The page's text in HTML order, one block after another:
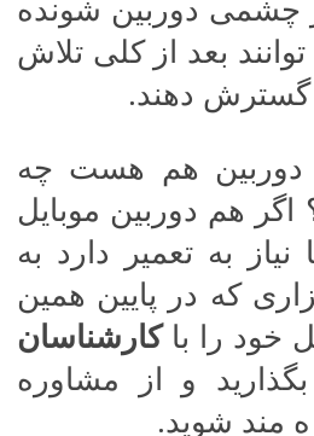
چشمی دوربین شونده
بعد از کلی تلاش
گسترش دهند.
هم هست چه
اگر هم دوربین موبایل
به تعمیر دارد به
که در پایین همین
خود را باکارشناسان
و از مشاوره
مند شوید.